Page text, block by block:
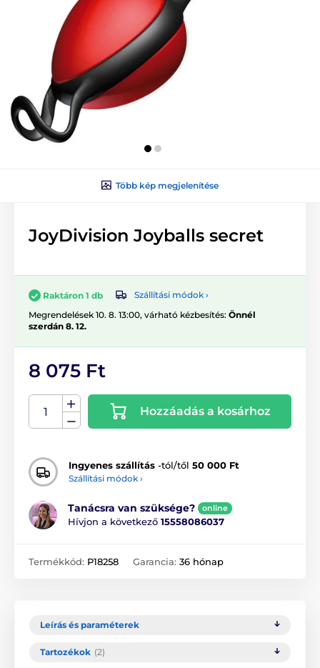
Több kép megjelenítése
JoyDivision Joyballs secret
Raktáron 1 db
Szállítási módok ›
Megrendelések 10. 8. 13:00, várható kézbesítés: Önnél
szerdán 8. 12.
8 075 Ft
Hozzáadás a kosárhoz
Ingyenes szállítás -tól/től 50 000 Ft
Szállítási módok ›
Tanácsra van szüksége? online
Hívjon a következő 15558086037
Termékkód: P18258 Garancia: 36 hónap
Leírás és paraméterek
Tartozékok (2)